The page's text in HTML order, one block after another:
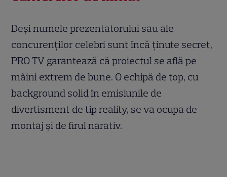
Deși numele prezentatorului sau ale
concurenților celebri sunt încă ținute secret,
PRO TV garantează că proiectul se află pe
mâini extrem de bune. O echipă de top, cu
background solid în emisiunile de
divertisment de tip reality, se va ocupa de
montaj și de firul narativ.